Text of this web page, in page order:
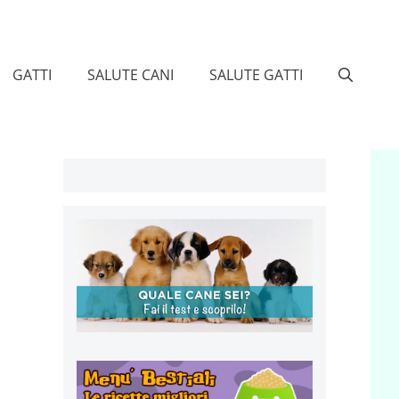
GATTI SALUTE CANI SALUTE GATTI